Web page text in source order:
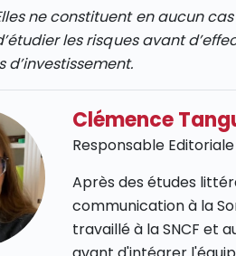
ne constituent en aucun
les risques avant
d’investissement.
Clémence
Responsable
Après des études
communication à la
travaillé à la SNCF et